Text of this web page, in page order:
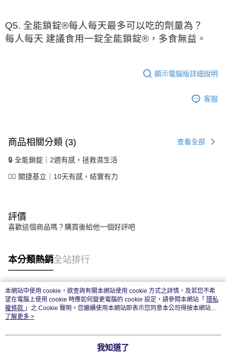
Q5. 全能鎖錠®每人每天最多可以吃的劑量為？
每人每天 建議食用一錠全能鎖錠® ，多食無益。
顯示電腦版詳細說明
客服
商品相關分類 (3) 查看全部
🔒 全能鎖錠｜2週有感，拯救濕生活
🏃‍♂️ 關捷基立｜10天有感，結實有力
評價
喜歡這個商品嗎？購買後給他一個好評吧
本分類熱銷全站排行
熱門標籤
本網站中使用 cookie，欲查詢有關本網站使用 cookie 方式之詳情，及若您不希
望在電腦上使用 cookie 時應如何變更電腦的 cookie 設定，請參閱本網站「 隱私
權條款 」之 Cookie 聲明。您繼續使用本網站即表示您同意本公司得按本網站使
用條款之 Cookie 聲明使用 cookie。
了解更多 >
我知道了